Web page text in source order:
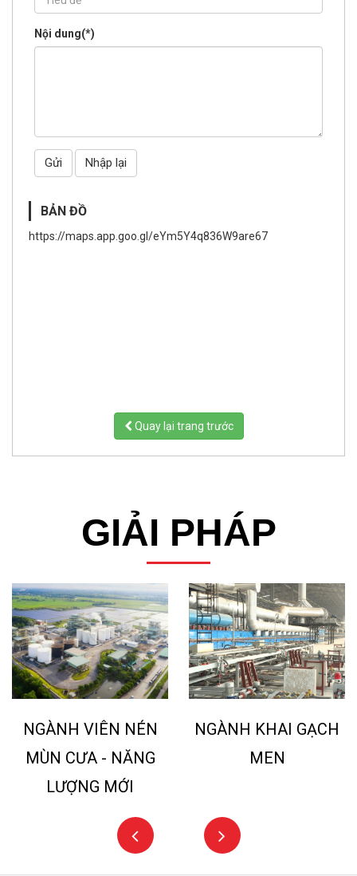
Nội dung(*)
Gửi Nhập lại
https://maps.app.goo.gl/eYm5Y4q836W9are67
GIẢI PHÁP
MÙN CƯA - NĂNG
LƯỢNG MỚI
MEN